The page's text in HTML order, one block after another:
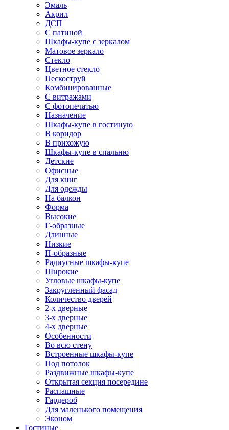
Эмаль
Акрил
ДСП
С патиной
Шкафы-купе с зеркалом
Матовое зеркало
Стекло
Цветное стекло
Пескоструй
Комбинированные
С витражами
С фотопечатью
Назначение
Шкафы-купе в гостиную
В коридор
В прихожую
Шкафы-купе в спальню
Детские
Офисные
Для книг
Для одежды
На балкон
Форма
Высокие
Г-образные
Длинные
Низкие
П-образные
Радиусные шкафы-купе
Широкие
Угловые шкафы-купе
Закругленный фасад
Количество дверей
2-х дверные
3-х дверные
4-х дверные
Особенности
Во всю стену
Встроенные шкафы-купе
Под потолок
Раздвижные шкафы-купе
Открытая секция посередине
Распашные
Гардероб
Для маленького помещения
Эконом
Гостиные